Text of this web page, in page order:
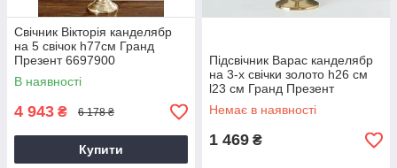
Свічник Вікторія канделябр
на 5 свічок h77см Гранд
Презент 6697900
В наявності
4 943 ₴ 6 178 ₴
Купити
Підсвічник Варас канделябр
на 3-х свічки золото h26 см
l23 см Гранд Презент
1019023
Немає в наявності
1 469 ₴